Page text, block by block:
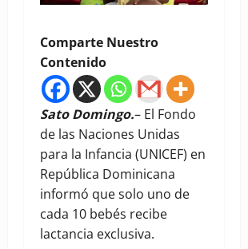
Comparte Nuestro
Contenido
Sato Domingo.– El Fondo
de las Naciones Unidas
para la Infancia (UNICEF) en
República Dominicana
informó que solo uno de
cada 10 bebés recibe
lactancia exclusiva.